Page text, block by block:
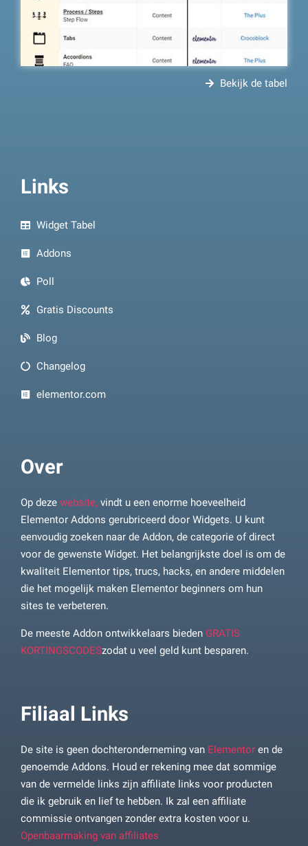
Over
Op deze website, vindt u een enorme hoeveelheid
Elementor Addons gerubriceerd door Widgets. U kunt
eenvoudig zoeken naar de Addon, de categorie of direct
voor de gewenste Widget. Het belangrijkste doel is om de
kwaliteit Elementor tips, trucs, hacks, en andere middelen
die het mogelijk maken Elementor beginners om hun
sites te verbeteren.
De meeste Addon ontwikkelaars bieden GRATIS
KORTINGSCODESzodat u veel geld kunt besparen.
Filiaal Links
De site is geen dochteronderneming van Elementor en de
genoemde Addons. Houd er rekening mee dat sommige
van de vermelde links zijn affiliate links voor producten
die ik gebruik en lief te hebben. Ik zal een affiliate
commissie ontvangen zonder extra kosten voor u.
Openbaarmaking van affiliates
Links
Widget Tabel
Addons
Poll
Gratis Discounts
Blog
Changelog
elementor.com
Bekijk de tabel